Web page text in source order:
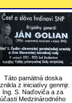
Táto pamätná doska
z iniciatívy genmjr.
Ing. S. Naďoviča a za
účasti Medzinárodného